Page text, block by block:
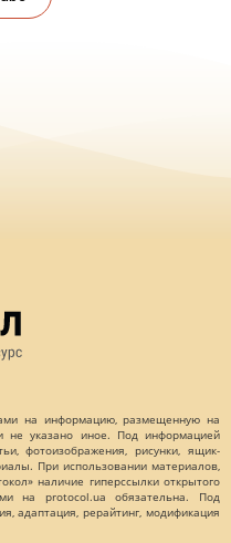
на информацию, размещенную на
не указано иное. Под информацией
фотоизображения, рисунки, ящик-
При использовании материалов,
наличие гиперссылки открытого
на protocol.ua обязательна. Под
адаптация, рерайтинг, модификация